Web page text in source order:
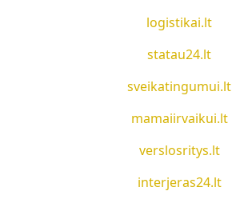
logistikai.lt
statau24.lt
sveikatingumui.lt
mamaiirvaikui.lt
verslosritys.lt
interjeras24.lt